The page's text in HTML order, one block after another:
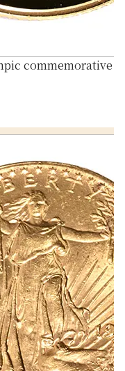
commemorative